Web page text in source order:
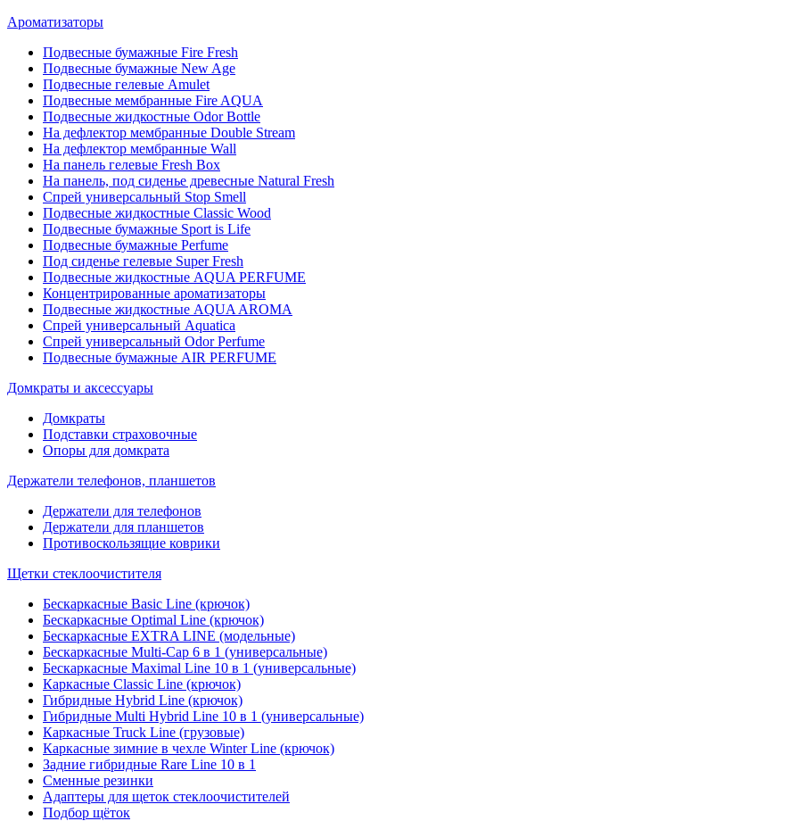
Ароматизаторы
Подвесные бумажные Fire Fresh
Подвесные бумажные New Age
Подвесные гелевые Amulet
Подвесные мембранные Fire AQUA
Подвесные жидкостные Odor Bottle
На дефлектор мембранные Double Stream
На дефлектор мембранные Wall
На панель гелевые Fresh Box
На панель, под сиденье древесные Natural Fresh
Спрей универсальный Stop Smell
Подвесные жидкостные Classic Wood
Подвесные бумажные Sport is Life
Подвесные бумажные Perfume
Под сиденье гелевые Super Fresh
Подвесные жидкостные AQUA PERFUME
Концентрированные ароматизаторы
Подвесные жидкостные AQUA AROMA
Спрей универсальный Aquatica
Спрей универсальный Odor Perfume
Подвесные бумажные AIR PERFUME
Домкраты и аксессуары
Домкраты
Подставки страховочные
Опоры для домкрата
Держатели телефонов, планшетов
Держатели для телефонов
Держатели для планшетов
Противоскользящие коврики
Щетки стеклоочистителя
Бескаркасные Basic Line (крючок)
Бескаркасные Optimal Line (крючок)
Бескаркасные EXTRA LINE (модельные)
Бескаркасные Multi-Cap 6 в 1 (универсальные)
Бескаркасные Maximal Line 10 в 1 (универсальные)
Каркасные Classic Line (крючок)
Гибридные Hybrid Line (крючок)
Гибридные Multi Hybrid Line 10 в 1 (универсальные)
Каркасные Truck Line (грузовые)
Каркасные зимние в чехле Winter Line (крючок)
Задние гибридные Rare Line 10 в 1
Сменные резинки
Адаптеры для щеток стеклоочистителей
Подбор щёток